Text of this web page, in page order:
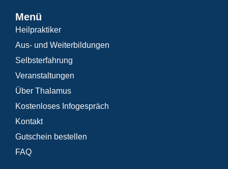
Menü
Heilpraktiker
Aus- und Weiterbildungen
Selbsterfahrung
Veranstaltungen
Über Thalamus
Kostenloses Infogespräch
Kontakt
Gutschein bestellen
FAQ